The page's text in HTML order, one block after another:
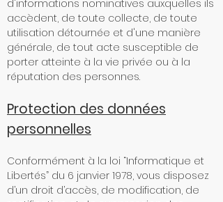
d'informations nominatives auxquelles ils
accèdent, de toute collecte, de toute
utilisation détournée et d'une manière
générale, de tout acte susceptible de
porter atteinte à la vie privée ou à la
réputation des personnes.
Protection des données
personnelles
Conformément à la loi “Informatique et
Libertés” du 6 janvier 1978, vous disposez
d’un droit d’accès, de modification, de